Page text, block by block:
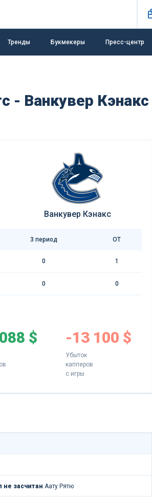
Тренды Букмекеры Пресс-центр
- Ванкувер Кэнакс
Ванкувер Кэнакс
3 период ОТ
0 1
0 0
$ -13 100 $
Убыток
капперов
с игры
не засчитан Аату Рятю